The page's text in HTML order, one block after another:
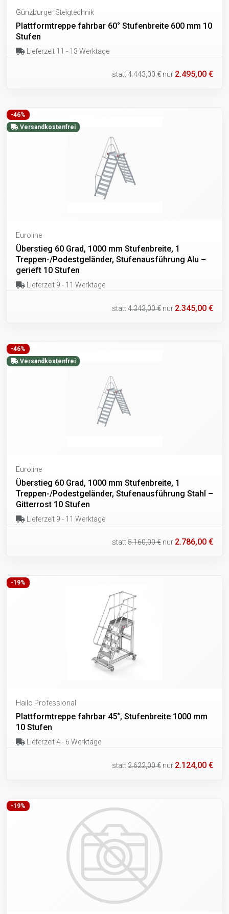
Günzburger Steigtechnik
Plattformtreppe fahrbar 60° Stufenbreite 600 mm 10
Stufen
Lieferzeit 11 - 13 Werktage
statt4.443,00 € nur 2.495,00 €
-46%
Versandkostenfrei
Euroline
Überstieg 60 Grad, 1000 mm Stufenbreite, 1
Treppen-/Podestgeländer, Stufenausführung Alu –
gerieft 10 Stufen
Lieferzeit 9 - 11 Werktage
statt4.343,00 € nur 2.345,00 €
-46%
Versandkostenfrei
Euroline
Überstieg 60 Grad, 1000 mm Stufenbreite, 1
Treppen-/Podestgeländer, Stufenausführung Stahl –
Gitterrost 10 Stufen
Lieferzeit 9 - 11 Werktage
statt5.160,00 € nur 2.786,00 €
-19%
Hailo Professional
Plattformtreppe fahrbar 45°, Stufenbreite 1000 mm
10 Stufen
Lieferzeit 4 - 6 Werktage
statt2.622,00 € nur 2.124,00 €
-19%